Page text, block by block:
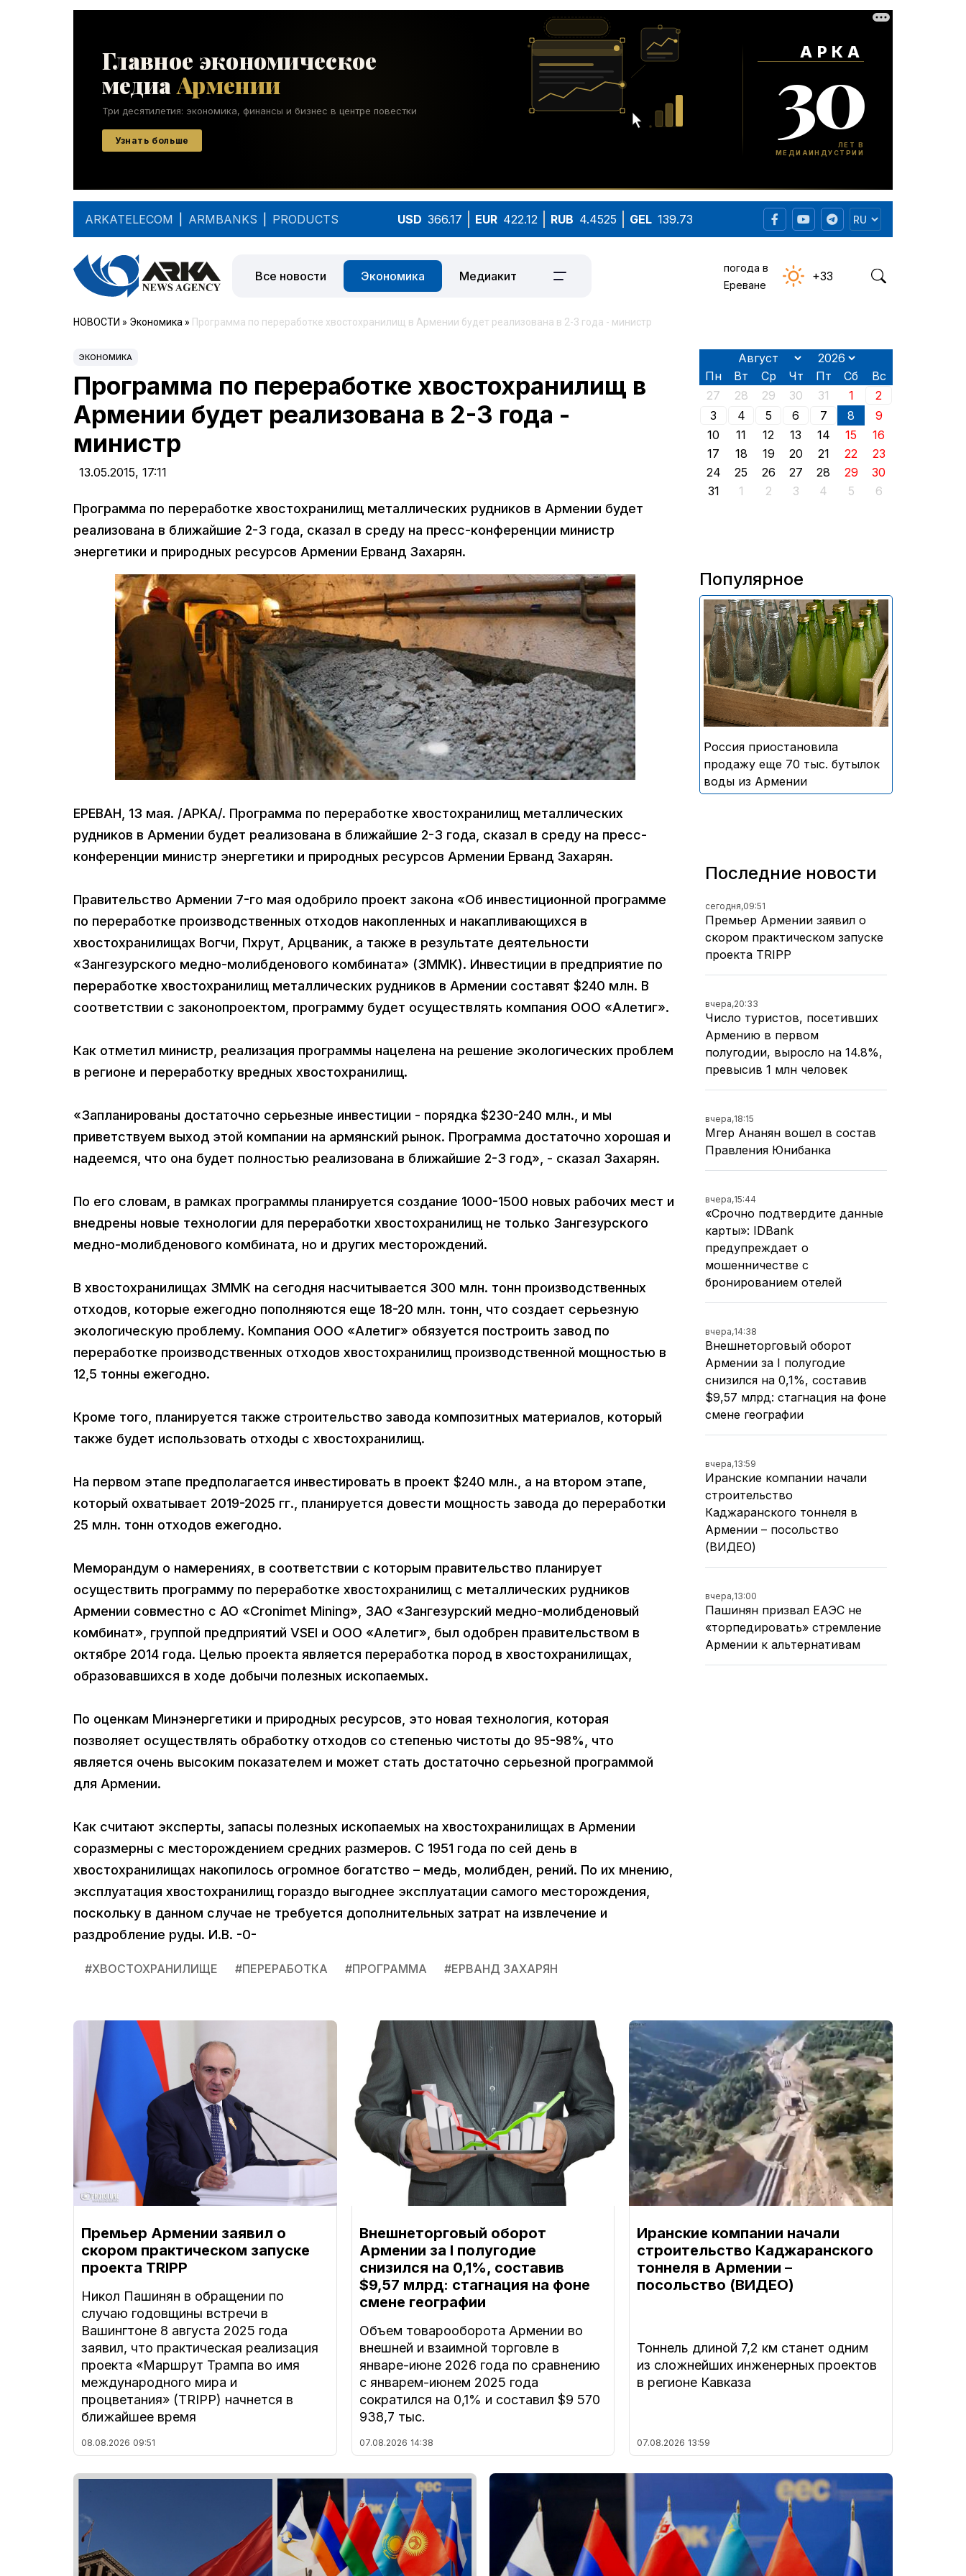
ARKATELECOM ARMBANKS PRODUCTS USD 366.17 EUR 422.12 RUB 4.4525 GEL 139.73
Все новости Экономика Медиакит
погода в
Ереване
+33
НОВОСТИ » Экономика » Программа по переработке хвостохранилищ в Армении будет реализована в 2-3 года - министр
ЭКОНОМИКА
Программа по переработке хвостохранилищ в
Армении будет реализована в 2-3 года -
министр
13.05.2015, 17:11
Программа по переработке хвостохранилищ металлических рудников в Армении будет
реализована в ближайшие 2-3 года, сказал в среду на пресс-конференции министр
энергетики и природных ресурсов Армении Ерванд Захарян.
ЕРЕВАН, 13 мая. /АРКА/. Программа по переработке хвостохранилищ металлических
рудников в Армении будет реализована в ближайшие 2-3 года, сказал в среду на пресс-
конференции министр энергетики и природных ресурсов Армении Ерванд Захарян.
Правительство Армении 7-го мая одобрило проект закона «Об инвестиционной программе
по переработке производственных отходов накопленных и накапливающихся в
хвостохранилищах Вогчи, Пхрут, Арцваник, а также в результате деятельности
«Зангезурского медно-молибденового комбината» (ЗММК). Инвестиции в предприятие по
переработке хвостохранилищ металлических рудников в Армении составят $240 млн. В
соответствии с законопроектом, программу будет осуществлять компания ООО «Алетиг».
Как отметил министр, реализация программы нацелена на решение экологических проблем
в регионе и переработку вредных хвостохранилищ.
«Запланированы достаточно серьезные инвестиции - порядка $230-240 млн., и мы
приветствуем выход этой компании на армянский рынок. Программа достаточно хорошая и
надеемся, что она будет полностью реализована в ближайшие 2-3 год», - сказал Захарян.
По его словам, в рамках программы планируется создание 1000-1500 новых рабочих мест и
внедрены новые технологии для переработки хвостохранилищ не только Зангезурского
медно-молибденового комбината, но и других месторождений.
В хвостохранилищах ЗММК на сегодня насчитывается 300 млн. тонн производственных
отходов, которые ежегодно пополняются еще 18-20 млн. тонн, что создает серьезную
экологическую проблему. Компания ООО «Алетиг» обязуется построить завод по
переработке производственных отходов хвостохранилищ производственной мощностью в
12,5 тонны ежегодно.
Кроме того, планируется также строительство завода композитных материалов, который
также будет использовать отходы с хвостохранилищ.
На первом этапе предполагается инвестировать в проект $240 млн., а на втором этапе,
который охватывает 2019-2025 гг., планируется довести мощность завода до переработки
25 млн. тонн отходов ежегодно.
Меморандум о намерениях, в соответствии с которым правительство планирует
осуществить программу по переработке хвостохранилищ с металлических рудников
Армении совместно с АО «Cronimet Mining», ЗАО «Зангезурский медно-молибденовый
комбинат», группой предприятий VSEI и ООО «Алетиг», был одобрен правительством в
октябре 2014 года. Целью проекта является переработка пород в хвостохранилищах,
образовавшихся в ходе добычи полезных ископаемых.
По оценкам Минэнергетики и природных ресурсов, это новая технология, которая
позволяет осуществлять обработку отходов со степенью чистоты до 95-98%, что
является очень высоким показателем и может стать достаточно серьезной программой
для Армении.
Как считают эксперты, запасы полезных ископаемых на хвостохранилищах в Армении
соразмерны с месторождением средних размеров. С 1951 года по сей день в
хвостохранилищах накопилось огромное богатство – медь, молибден, рений. По их мнению,
эксплуатация хвостохранилищ гораздо выгоднее эксплуатации самого месторождения,
поскольку в данном случае не требуется дополнительных затрат на извлечение и
раздробление руды. И.В. -0-
#ХВОСТОХРАНИЛИЩЕ #ПЕРЕРАБОТКА #ПРОГРАММА #ЕРВАНД ЗАХАРЯН
Пн Вт Ср Чт Пт Сб
Вс
27
28 29 30 31 1
2
3
4 5 6 7 8
9
10
11 12 13 14 15
16
17
18 19 20 21 22
23
24
25 26 27 28 29
30
31
1 2 3 4 5 6
Популярное
В России приостановили
продажу более 70 тыс.
бутылок питьевой воды и
безалкогольных напитков
армянского производства
Россия приостановила
продажу еще 70 тыс. бутылок
воды из Армении
Последние новости
сегодня,09:51
Премьер Армении заявил о
скором практическом запуске
проекта TRIPP
вчера,20:33
Число туристов, посетивших
Армению в первом
полугодии, выросло на 14.8%,
превысив 1 млн человек
вчера,18:15
Мгер Ананян вошел в состав
Правления Юнибанка
вчера,15:44
«Срочно подтвердите данные
карты»: IDBank
предупреждает о
мошенничестве с
бронированием отелей
вчера,14:38
Внешнеторговый оборот
Армении за I полугодие
снизился на 0,1%, составив
$9,57 млрд: стагнация на фоне
смене географии
вчера,13:59
Иранские компании начали
строительство
Каджаранского тоннеля в
Армении – посольство
(ВИДЕО)
вчера,13:00
Пашинян призвал ЕАЭС не
«торпедировать» стремление
Армении к альтернативам
Премьер Армении заявил о
скором практическом запуске
проекта TRIPP
Никол Пашинян в обращении по
случаю годовщины встречи в
Вашингтоне 8 августа 2025 года
заявил, что практическая реализация
проекта «Маршрут Трампа во имя
международного мира и
процветания» (TRIPP) начнется в
ближайшее время
08.08.2026 09:51
Внешнеторговый оборот
Армении за I полугодие
снизился на 0,1%, составив
$9,57 млрд: стагнация на фоне
смене географии
Объем товарооборота Армении во
внешней и взаимной торговле в
январе-июне 2026 года по сравнению
с январем-июнем 2025 года
сократился на 0,1% и составил $9 570
938,7 тыс.
07.08.2026 14:38
Иранские компании начали
строительство Каджаранского
тоннеля в Армении –
посольство (ВИДЕО)
Тоннель длиной 7,2 км станет одним
из сложнейших инженерных проектов
в регионе Кавказа
07.08.2026 13:59